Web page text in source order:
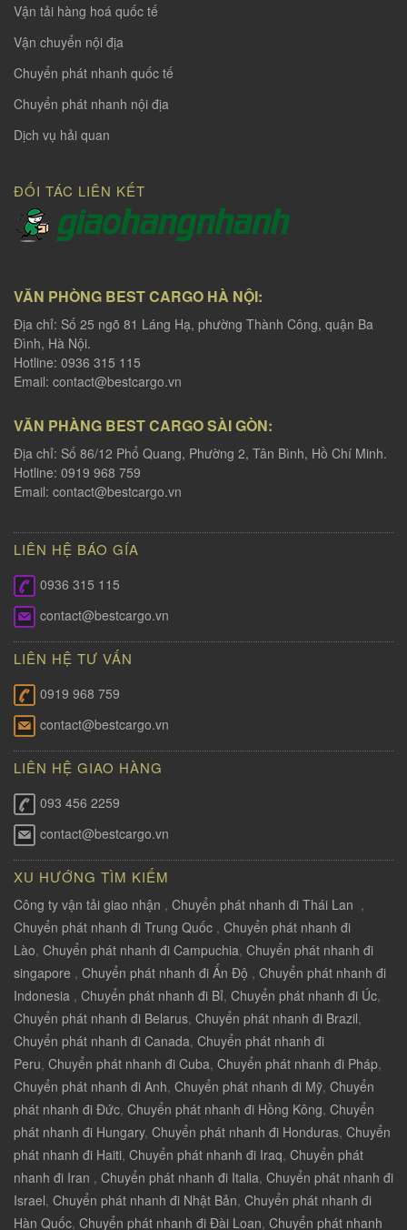
Vận tải hàng hoá quốc tế
Vận chuyển nội địa
Chuyển phát nhanh quốc tế
Chuyển phát nhanh nội địa
Dịch vụ hải quan
ĐỐI TÁC LIÊN KẾT
VĂN PHÒNG BEST CARGO HÀ NỘI:
Địa chỉ: Số 25 ngõ 81 Láng Hạ, phường Thành Công, quận Ba
Đình, Hà Nội.
Hotline: 0936 315 115
Email: contact@bestcargo.vn
VĂN PHÀNG BEST CARGO SÀI GÒN:
Địa chỉ: Số 86/12 Phổ Quang, Phường 2, Tân Bình, Hồ Chí Minh.
Hotline: 0919 968 759
Email: contact@bestcargo.vn
LIÊN HỆ BÁO GÍA
0936 315 115
contact@bestcargo.vn
LIÊN HỆ TƯ VẤN
0919 968 759
contact@bestcargo.vn
LIÊN HỆ GIAO HÀNG
093 456 2259
contact@bestcargo.vn
XU HƯỚNG TÌM KIẾM
Công ty vận tải giao nhận , Chuyển phát nhanh đi Thái Lan ,
Chuyển phát nhanh đi Trung Quốc , Chuyển phát nhanh đi
Lào, Chuyển phát nhanh đi Campuchia, Chuyển phát nhanh đi
singapore , Chuyển phát nhanh đi Ấn Độ , Chuyển phát nhanh đi
Indonesia , Chuyển phát nhanh đi Bỉ, Chuyển phát nhanh đi Úc,
Chuyển phát nhanh đi Belarus, Chuyển phát nhanh đi Brazil,
Chuyển phát nhanh đi Canada, Chuyển phát nhanh đi
Peru, Chuyển phát nhanh đi Cuba, Chuyển phát nhanh đi Pháp,
Chuyển phát nhanh đi Anh, Chuyển phát nhanh đi Mỹ, Chuyển
phát nhanh đi Đức, Chuyển phát nhanh đi Hồng Kông, Chuyển
phát nhanh đi Hungary, Chuyển phát nhanh đi Honduras, Chuyển
phát nhanh đi Haiti, Chuyển phát nhanh đi Iraq, Chuyển phát
nhanh đi Iran , Chuyển phát nhanh đi Italia, Chuyển phát nhanh đi
Israel, Chuyển phát nhanh đi Nhật Bản, Chuyển phát nhanh đi
Hàn Quốc, Chuyển phát nhanh đi Đài Loan, Chuyển phát nhanh